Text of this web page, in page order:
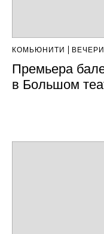
КОМЬЮНИТИ
Премьера
в Большом